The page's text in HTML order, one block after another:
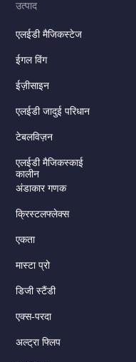
उत्पाद
एलईडी मैजिकस्टेज
ईगल विंग
ईज़ीसाइन
एलईडी जादुई परिधान
टेबलविज़न
एलईडी मैजिकस्काई
कालीन
अंडाकार गणक
क्रिस्टलफ्लेक्स
एकता
मास्टा प्रो
डिजी स्टैंडी
एक्स-परदा
अल्ट्रा फ्लिप